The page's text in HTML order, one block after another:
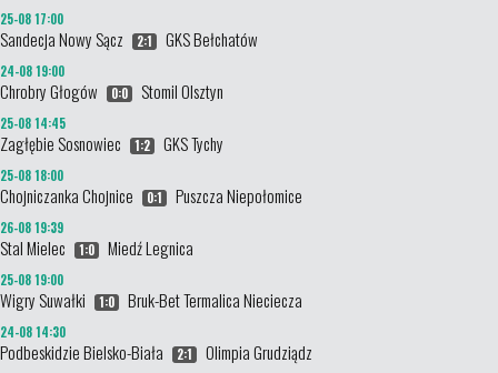
25-08 17:00
Sandecja Nowy Sącz 2:1 GKS Bełchatów
24-08 19:00
Chrobry Głogów 0:0 Stomil Olsztyn
25-08 14:45
Zagłębie Sosnowiec 1:2 GKS Tychy
25-08 18:00
Chojniczanka Chojnice 0:1 Puszcza Niepołomice
26-08 19:39
Stal Mielec 1:0 Miedź Legnica
25-08 19:00
Wigry Suwałki 1:0 Bruk-Bet Termalica Nieciecza
24-08 14:30
Podbeskidzie Bielsko-Biała 2:1 Olimpia Grudziądz